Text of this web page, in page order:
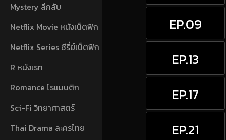
Mystery ลึกลับ
Netflix Movie หนังเน็ตฟิก
Netflix Series ซีรี่ย์เน็ตฟิก
R หนังเรท
Romance โรแมนติก
Sci-Fi วิทยาศาสตร์
Thai Drama ละครไทย
EP.09
EP.13
EP.17
EP.21